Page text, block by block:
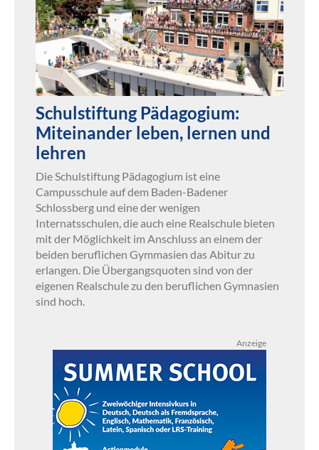
Schulstiftung Pädagogium:
Miteinander leben, lernen und
lehren
Die Schulstiftung Pädagogium ist eine
Campusschule auf dem Baden-Badener
Schlossberg und eine der wenigen
Internatsschulen, die auch eine Realschule bieten
mit der Möglichkeit im Anschluss an einem der
beiden beruflichen Gymmasien das Abitur zu
erlangen. Die Übergangsquoten sind von der
eigenen Realschule zu den beruflichen Gymnasien
sind hoch.
Anzeige